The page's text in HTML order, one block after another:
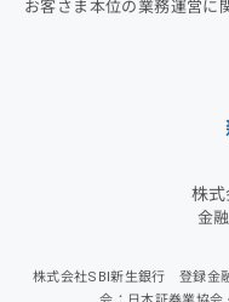
お客さま本位の業務運営に
株式
金
株式会社SBI新生銀行 登録金